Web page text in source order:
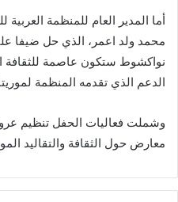
أما المدير العام للمنظمة العربية
محمد ولد اعمر، الذي حل ضيفا
الدعم الذي تقدمه المنظمة
وشملت فعاليات الحفل تنظيم
معارض حول الثقافة والتقاليد